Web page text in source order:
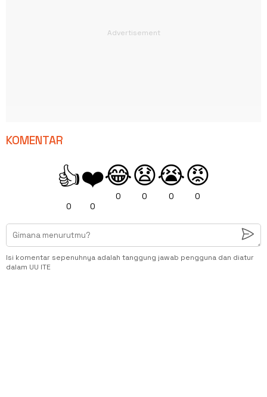
KOMENTAR
👍
0
❤️
0
😂
0
😧
0
😭
0
😡
0
Isi komentar sepenuhnya adalah tanggung jawab pengguna dan diatur
dalam UU ITE